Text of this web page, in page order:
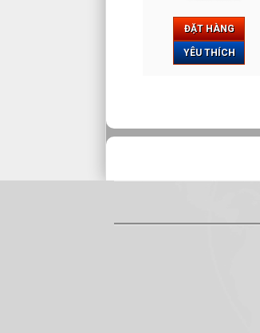
ĐẶT HÀNG
YÊU THÍCH